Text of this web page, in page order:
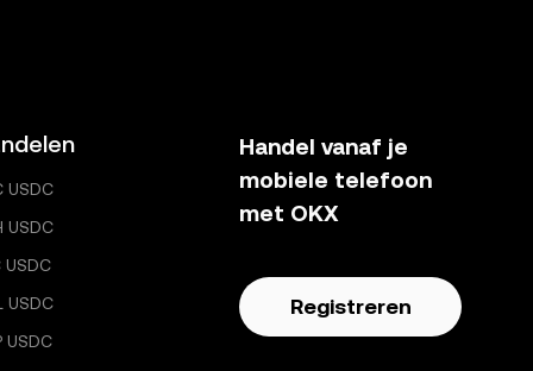
USDC
USDC
USDC
USDC
USDC
Handel vanaf je
mobiele telefoon
met OKX
Registreren